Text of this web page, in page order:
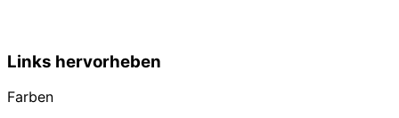
Links hervorheben
Farben